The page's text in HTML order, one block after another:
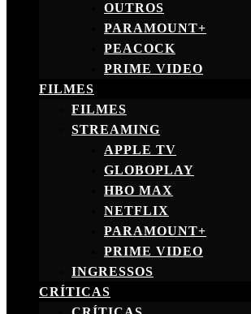
OUTROS
PARAMOUNT+
PEACOCK
PRIME VIDEO
FILMES
FILMES
STREAMING
APPLE TV
GLOBOPLAY
HBO MAX
NETFLIX
PARAMOUNT+
PRIME VIDEO
INGRESSOS
CRÍTICAS